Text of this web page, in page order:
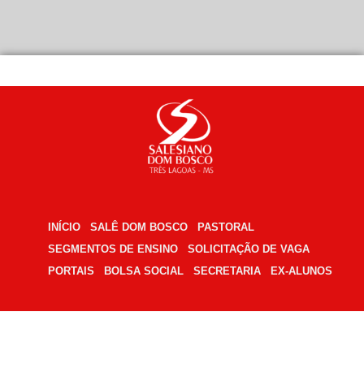
INÍCIO SALÊ DOM BOSCO
PASTORAL
SEGMENTOS DE ENSINO
SOLICITAÇÃO DE VAGA
PORTAIS
BOLSA SOCIAL SECRETARIA EX-ALUNOS